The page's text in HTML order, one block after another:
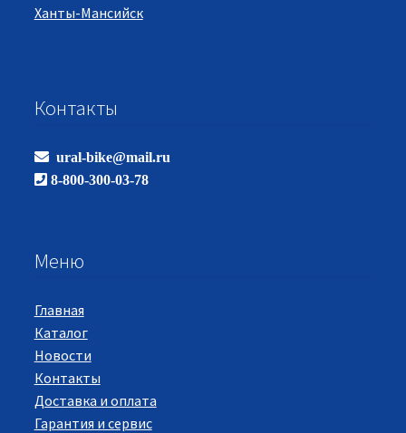
Ханты-Мансийск
Контакты
ural-bike@mail.ru
8-800-300-03-78
Меню
Главная
Каталог
Новости
Контакты
Доставка и оплата
Гарантия и сервис